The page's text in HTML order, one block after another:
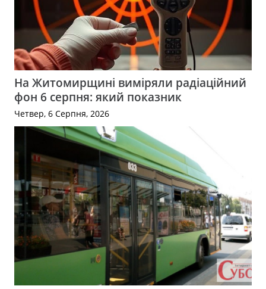
На Житомирщині виміряли радіаційний
фон 6 серпня: який показник
Четвер, 6 Серпня, 2026